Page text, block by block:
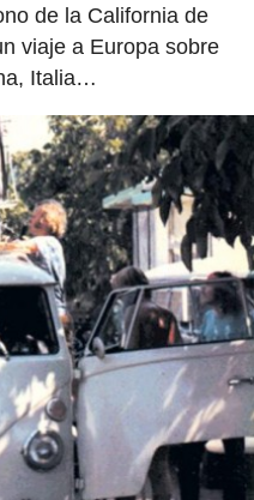
de la California de
viaje a Europa sobre
Italia…